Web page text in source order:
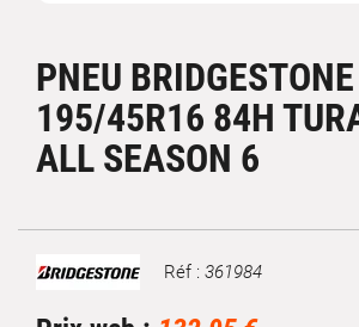
PNEU BRIDGESTONE
195/45R16 84H
ALL SEASON 6
Marque Réf : 361984